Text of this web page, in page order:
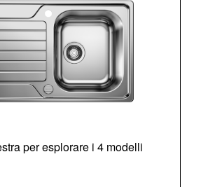
per esplorare i 4 modelli